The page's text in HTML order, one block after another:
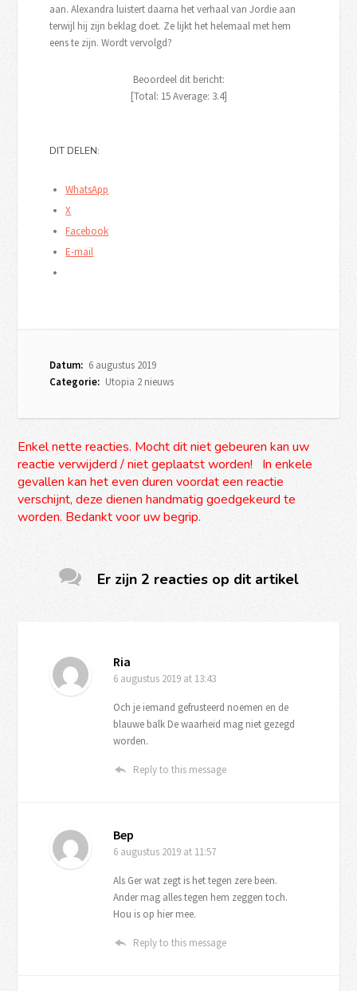
aan. Alexandra luistert daarna het verhaal van Jordie aan
terwijl hij zijn beklag doet. Ze lijkt het helemaal met hem
eens te zijn. Wordt vervolgd?
Beoordeel dit bericht:
[Total: 15Average: 3.4]
DIT DELEN:
WhatsApp
X
Facebook
E-mail
Datum: 6 augustus 2019
Categorie: Utopia 2 nieuws
Enkel nette reacties. Mocht dit niet gebeuren kan uw
reactie verwijderd / niet geplaatst worden! In enkele
gevallen kan het even duren voordat een reactie
verschijnt, deze dienen handmatig goedgekeurd te
worden. Bedankt voor uw begrip.
Er zijn 2 reacties op dit artikel
Ria
6 augustus 2019 at 13:43
Och je iemand gefrusteerd noemen en de
blauwe balk De waarheid mag niet gezegd
worden.
Reply to this message
Bep
6 augustus 2019 at 11:57
Als Ger wat zegt is het tegen zere been.
Ander mag alles tegen hem zeggen toch.
Hou is op hier mee.
Reply to this message